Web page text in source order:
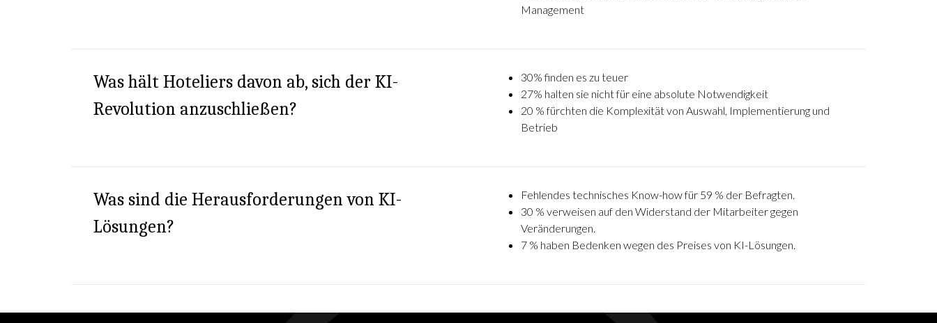
Management
Was hält Hoteliers davon ab, sich der KI-
Revolution anzuschließen?
30% finden es zu teuer
27% halten sie nicht für eine absolute Notwendigkeit
20 % fürchten die Komplexität von Auswahl, Implementierung und
Betrieb
Was sind die Herausforderungen von KI-
Lösungen?
Fehlendes technisches Know-how für 59 % der Befragten.
30 % verweisen auf den Widerstand der Mitarbeiter gegen
Veränderungen.
7 % haben Bedenken wegen des Preises von KI-Lösungen.